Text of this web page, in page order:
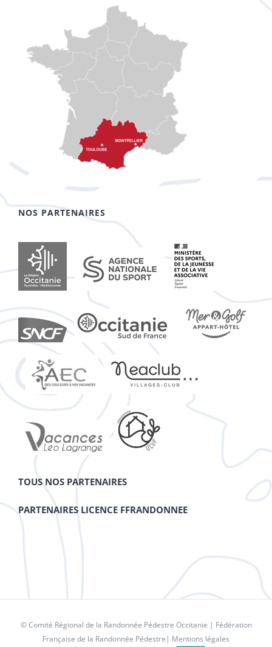
NOS PARTENAIRES
TOUS NOS PARTENAIRES
PARTENAIRES LICENCE FFRANDONNEE
© Comité Régional de la Randonnée Pédestre Occitanie | Fédération
Française de la Randonnée Pédestre | Mentions légales